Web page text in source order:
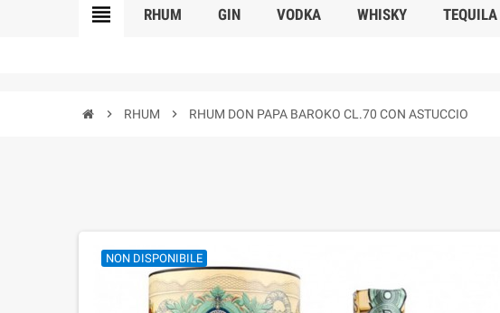
view_headline RHUM GIN VODKA WHISKY TEQUILA
chevron_right RHUM chevron_right RHUM DON PAPA BAROKO CL.70 CON ASTUCCIO
NON DISPONIBILE